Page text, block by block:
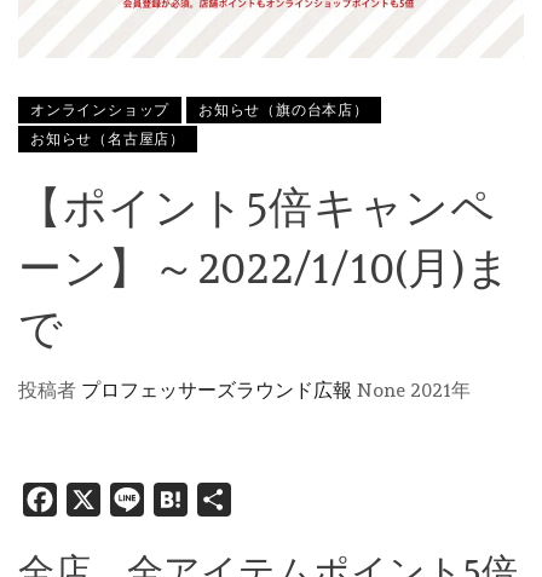
オンラインショップ
お知らせ（旗の台本店）
お知らせ（名古屋店）
【ポイント5倍キャンペ
ーン】～2022/1/10(月)ま
で
投稿者 プロフェッサーズラウンド広報 None 2021年
Facebook
X Line Hatena